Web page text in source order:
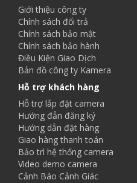
Giới thiệu công ty
Chính sách đổi trả
Chính sách bảo mật
Chính sách bảo hành
Điều Kiện Giao Dịch
Bản đồ công ty Kamera
Hỗ trợ khách hàng
Hỗ trợ lắp đặt camera
Hướng đẫn đăng ký
Hướng dẫn đặt hàng
Giao hàng thanh toán
Bảo trì hệ thống camera
Video demo camera
Cảnh Báo Cảnh Giác